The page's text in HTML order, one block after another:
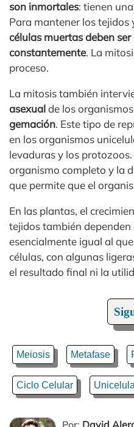
son inmortales: tienen
Para mantener los
células muertas deben
constantemente. La
proceso.
La mitosis también
asexualde los
gemación. Este tipo de
en los organismos
levaduras y los
organismo completo y la
que permite que el
En las plantas, el
tejidos también dependen
esencialmente igual al
células, con algunas
el resultado final ni la
Meiosis Metafase
Ciclo Celular
Por: David